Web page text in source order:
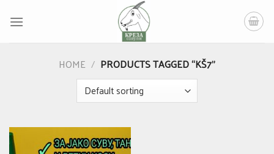
HOME / PRODUCTS TAGGED “KŠ7”